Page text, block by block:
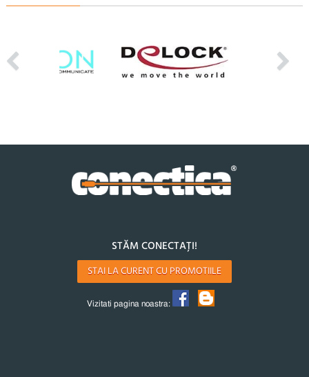
STĂM CONECTAȚI!
STAI LA CURENT CU PROMOTIILE
Vizitati pagina noastra: